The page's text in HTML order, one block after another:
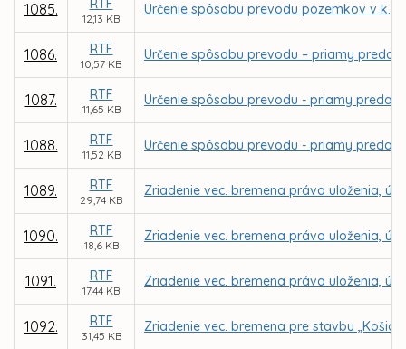
1085. RTF
12,13 KB
Určenie spôsobu prevodu pozemkov v k.
1086. RTF
10,57 KB
Určenie spôsobu prevodu – priamy predaj
1087. RTF
11,65 KB
Určenie spôsobu prevodu - priamy predaj
1088. RTF
11,52 KB
Určenie spôsobu prevodu - priamy predaj
1089. RTF
29,74 KB
Zriadenie vec. bremena práva uloženia,
1090. RTF
18,6 KB
Zriadenie vec. bremena práva uloženia,
1091. RTF
17,44 KB
Zriadenie vec. bremena práva uloženia,
1092. RTF
31,45 KB
Zriadenie vec. bremena pre stavbu